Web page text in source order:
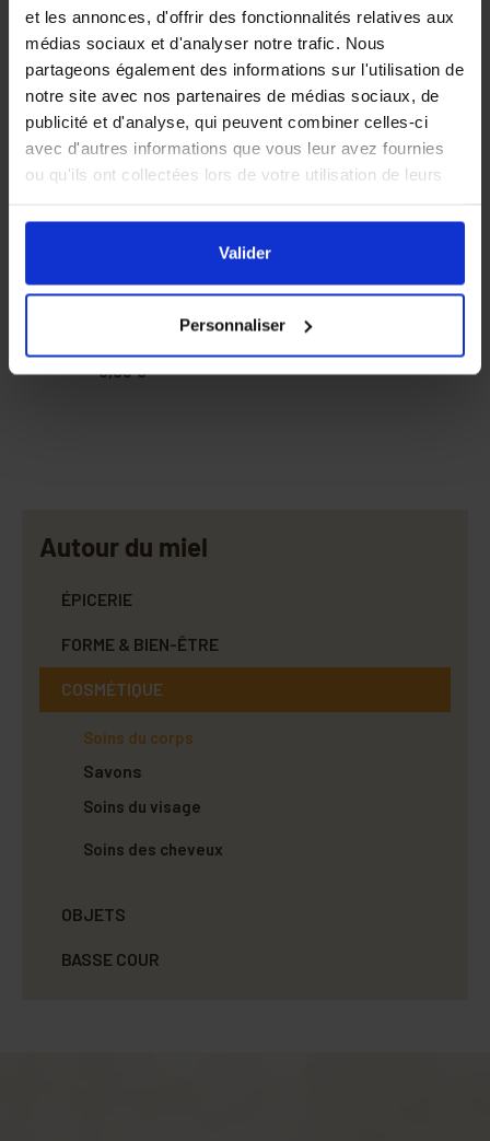
et les annonces, d'offrir des fonctionnalités relatives aux
médias sociaux et d'analyser notre trafic. Nous
partageons également des informations sur l'utilisation de
notre site avec nos partenaires de médias sociaux, de
publicité et d'analyse, qui peuvent combiner celles-ci
avec d'autres informations que vous leur avez fournies
ou qu'ils ont collectées lors de votre utilisation de leurs
En cliquant sur le boutonValidervous acceptez
l'ensemble des cookies de notre site ainsi que ceux de
nos partenaires. Vous pouvez également choisir les
Valider
Personnaliser
lavande 25g
6,90 €
Autour du miel
ÉPICERIE
FORME & BIEN-ÊTRE
COSMÉTIQUE
Soins du corps
Savons
Soins du visage
Soins des cheveux
OBJETS
BASSE COUR